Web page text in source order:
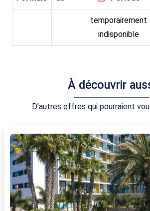
temporairement
indisponible
À découvrir
D'autres offres qui pourraient